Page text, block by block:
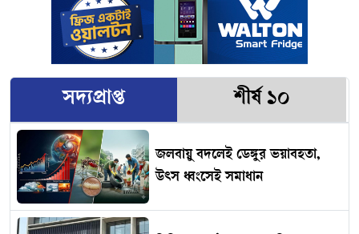
সদ্যপ্রাপ্ত শীর্ষ ১০
জলবায়ু বদলেই ডেঙ্গুর ভয়াবহতা,
উৎস ধ্বংসেই সমাধান